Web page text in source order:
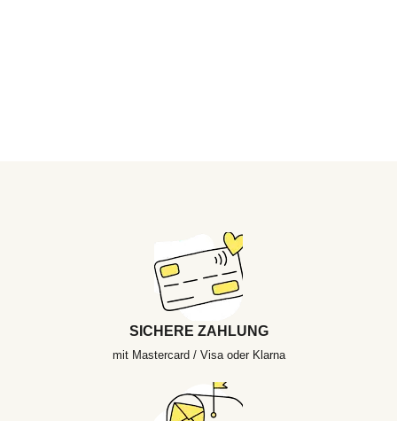
SICHERE ZAHLUNG
mit Mastercard / Visa oder Klarna